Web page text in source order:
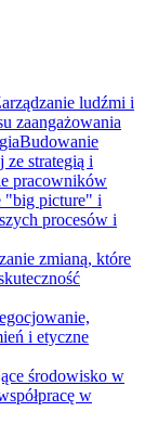
ludźmi i
zaangażowania
Budowanie
strategią i
pracowników
"big picture" i
procesów i
zmianą, które
i etyczne
środowisko w
w